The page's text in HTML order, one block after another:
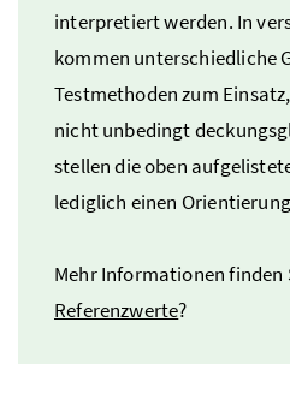
interpretiert werden. In
kommen unterschiedliche
Testmethoden zum
nicht unbedingt
stellen die oben
lediglich einen
Mehr Informationen finden
Referenzwerte?